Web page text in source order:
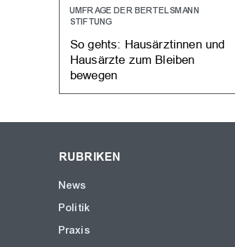
UMFRAGE DER BERTELSMANN
STIFTUNG
So gehts: Hausärztinnen und
Hausärzte zum Bleiben
bewegen
RUBRIKEN
News
Politik
Praxis